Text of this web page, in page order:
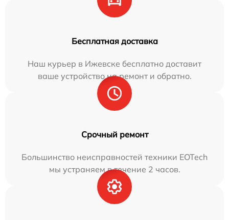
Бесплатная доставка
Наш курьер в Ижевске бесплатно доставит
ваше устройство на ремонт и обратно.
Срочный ремонт
Большинство неисправностей техники EOTech
мы устраняем в течение 2 часов.